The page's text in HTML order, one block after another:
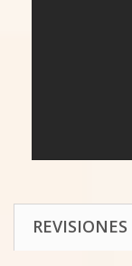
REVISIONES